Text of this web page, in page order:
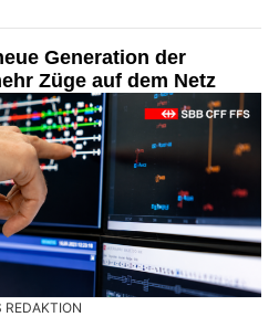
Generation der
Züge auf dem Netz
REDAKTION